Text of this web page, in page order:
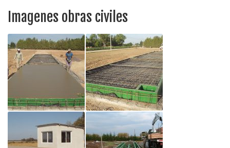
Imagenes obras civiles